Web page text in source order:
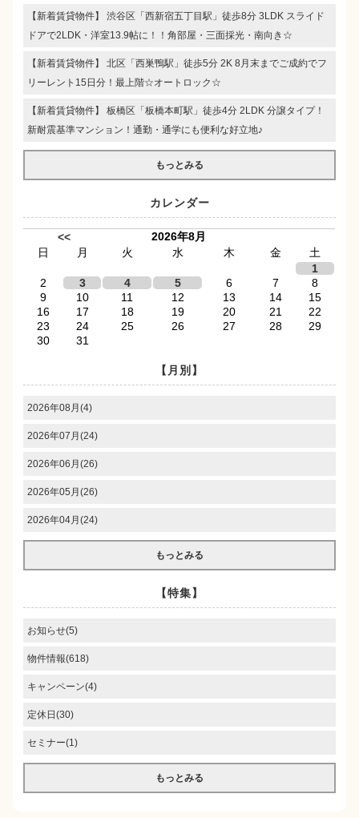
【新着賃貸物件】 渋谷区「西新宿五丁目駅」徒歩8分 3LDK スライド
ドアで2LDK・洋室13.9帖に！！角部屋・三面採光・南向き☆
【新着賃貸物件】 北区「西巣鴨駅」徒歩5分 2K 8月末までご成約でフ
リーレント15日分！最上階☆オートロック☆
【新着賃貸物件】 板橋区「板橋本町駅」徒歩4分 2LDK 分譲タイプ！
新耐震基準マンション！通勤・通学にも便利な好立地♪
もっとみる
カレンダー
<<
2026年8月
日
月 火 水 木 金
土
1
2
3 4 5 6 7
8
9
10 11 12 13 14
15
16
17 18 19 20 21
22
23
24 25 26 27 28
29
30
31
【月別】
2026年08月(4)
2026年07月(24)
2026年06月(26)
2026年05月(26)
2026年04月(24)
もっとみる
【特集】
お知らせ(5)
物件情報(618)
キャンペーン(4)
定休日(30)
セミナー(1)
もっとみる